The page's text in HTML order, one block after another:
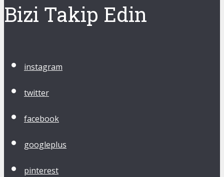
Bizi Takip Edin
instagram
twitter
facebook
googleplus
pinterest